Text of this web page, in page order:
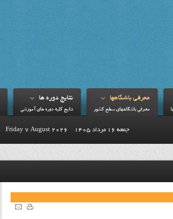
معرفي باشگاهها
معرفي باشگاههاي سطح کشور
نتايج دوره ها
نتايج کليه دوره هاي آموزشي
جمعه 16 مرداد 1405 Friday 7 August 2026